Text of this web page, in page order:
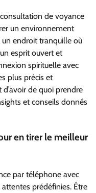
de voyance
un environnement
un endroit tranquille où
esprit ouvert et
spirituelle avec
plus précis et
de quoi prendre
et conseils donnés
en tirer le meilleur
par téléphone avec
prédéfinies. Être